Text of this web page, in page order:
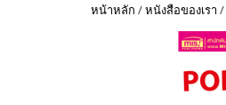
หน้าหลัก /หนังสือของเรา /